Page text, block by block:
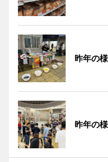
昨年の様
昨年の様